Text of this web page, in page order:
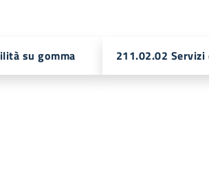
su gomma 211.02.02